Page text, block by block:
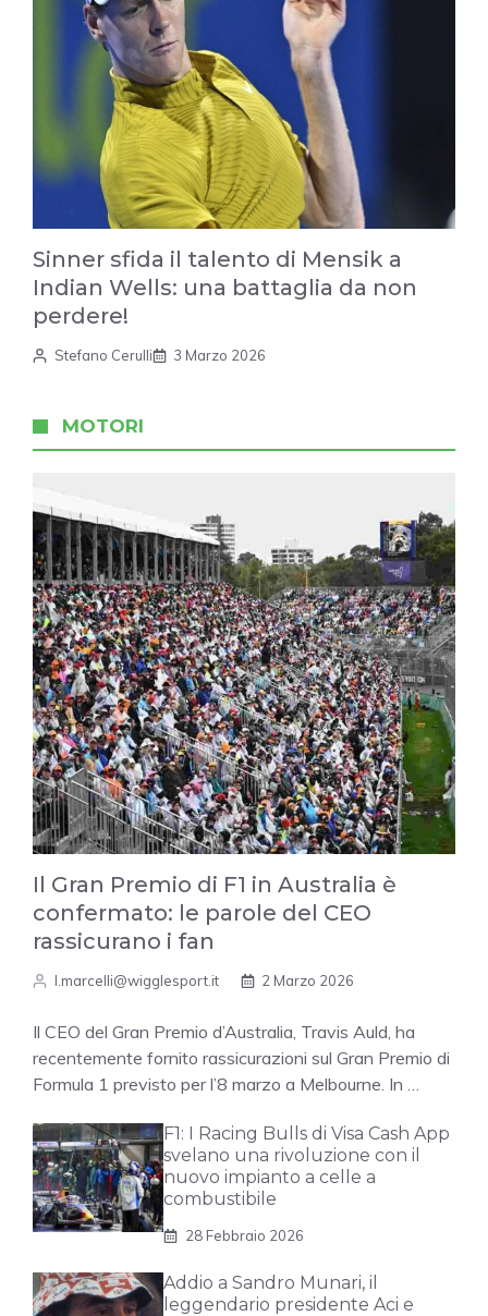
Sinner sfida il talento di Mensik a
Indian Wells: una battaglia da non
perdere!
Stefano Cerulli 3 Marzo 2026
MOTORI
Il Gran Premio di F1 in Australia è
confermato: le parole del CEO
rassicurano i fan
l.marcelli@wigglesport.it 2 Marzo 2026
Il CEO del Gran Premio d’Australia, Travis Auld, ha
recentemente fornito rassicurazioni sul Gran Premio di
Formula 1 previsto per l’8 marzo a Melbourne. In …
F1: I Racing Bulls di Visa Cash App
svelano una rivoluzione con il
nuovo impianto a celle a
combustibile
28 Febbraio 2026
Addio a Sandro Munari, il
leggendario presidente Aci e